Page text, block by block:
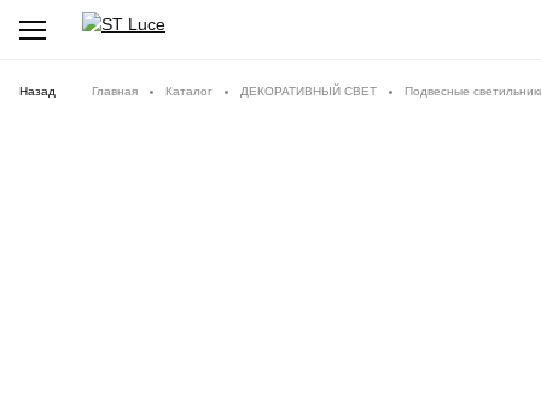
Назад Главная Каталог ДЕКОРАТИВНЫЙ СВЕТ Подвесные